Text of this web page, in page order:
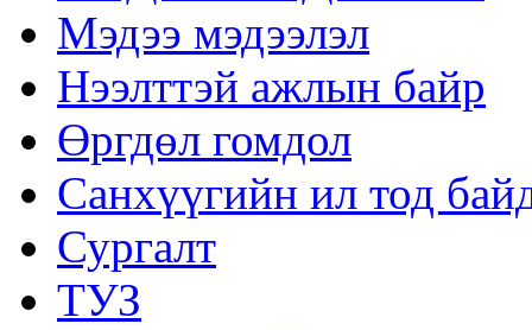
Мэдээ мэдээлэл
Нээлттэй ажлын байр
Өргдөл гомдол
Санхүүгийн ил тод
Сургалт
ТУЗ